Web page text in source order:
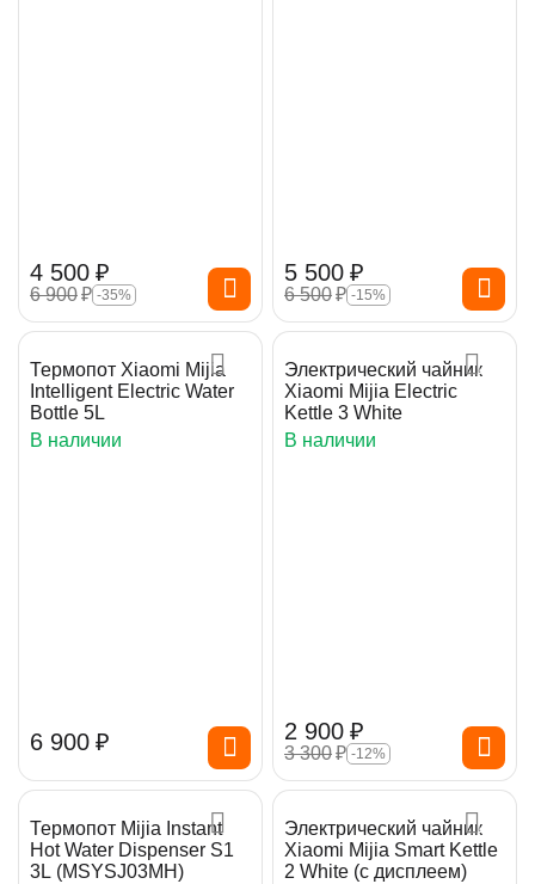
4 500 ₽
6 900₽ -35%
5 500 ₽
6 500₽ -15%
Термопот Xiaomi Mijia
Intelligent Electric Water
Bottle 5L
В наличии
6 900 ₽
Электрический чайник
Xiaomi Mijia Electric
Kettle 3 White
В наличии
2 900 ₽
3 300₽ -12%
Термопот Mijia Instant
Hot Water Dispenser S1
3L (MSYSJ03MH)
Электрический чайник
Xiaomi Mijia Smart Kettle
2 White (с дисплеем)